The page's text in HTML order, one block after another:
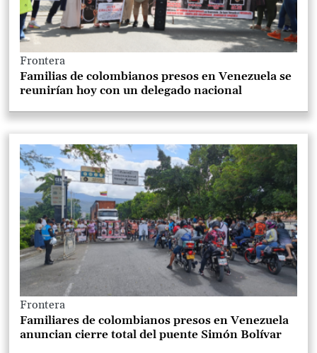
Frontera
Familias de colombianos presos en Venezuela se
reunirían hoy con un delegado nacional
Frontera
Familiares de colombianos presos en Venezuela
anuncian cierre total del puente Simón Bolívar